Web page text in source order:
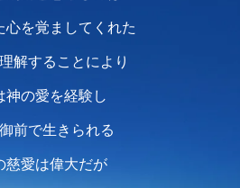
心を覚ましてくれた
解することにより
神の愛を経験し
前で生きられる
慈愛は偉大だが